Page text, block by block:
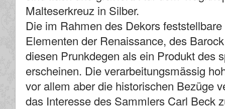
Malteserkreuz in Silber.
Die im Rahmen des Dekors
Elementen der Renaissance, des
diesen Prunkdegen als ein Produkt des
erscheinen. Die verarbeitungsmässig
vor allem aber die historischen Bezüge
das Interesse des Sammlers Carl Beck